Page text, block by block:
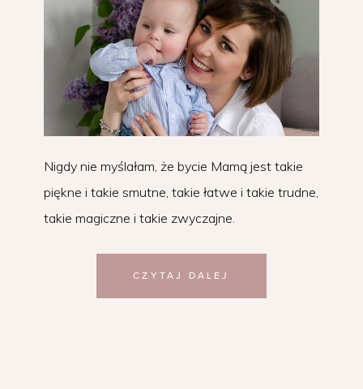
Nigdy nie myślałam, że bycie Mamą jest takie
piękne i takie smutne, takie łatwe i takie trudne,
takie magiczne i takie zwyczajne.
CZYTAJ DALEJ